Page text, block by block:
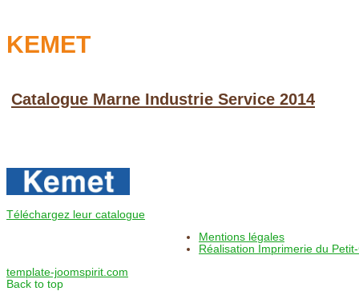
KEMET
Catalogue Marne Industrie Service 2014
Téléchargez leur catalogue
Mentions légales
Réalisation Imprimerie du
template-joomspirit.com
Back to top